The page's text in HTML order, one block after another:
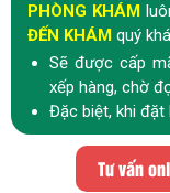
PHÒNG KHÁM
ĐẾN KHÁM quý
Sẽ được cấp
xếp hàng, chờ
Đặc biệt, khi
Tư vấn